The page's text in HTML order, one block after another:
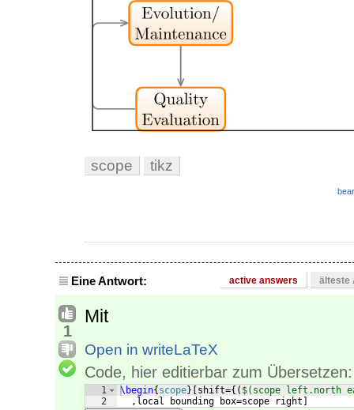
scope tikz
Eine Antwort: active answers älteste
1
Mit
Open in writeLaTeX
Code, hier editierbar zum Übersetzen:
1
2
\begin{ scope} shift={( $(scope left.north
  ,local bounding box=scope right